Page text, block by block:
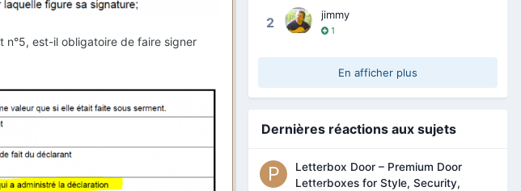
n°5, est-il obligatoire de faire signer
2 jimmy
1
En afficher plus
Dernières réactions aux sujets
Letterbox Door – Premium Door
Letterboxes for Style, Security,